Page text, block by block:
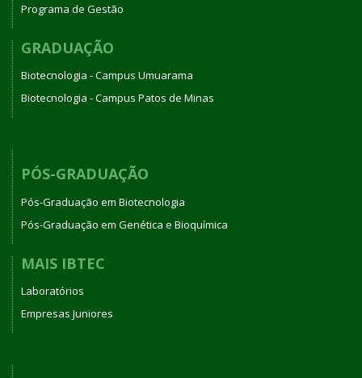
Programa de Gestão
GRADUAÇÃO
Biotecnologia - Campus Umuarama
Biotecnologia - Campus Patos de Minas
PÓS-GRADUAÇÃO
Pós-Graduação em Biotecnologia
Pós-Graduação em Genética e Bioquímica
MAIS IBTEC
Laboratórios
Empresas Juniores